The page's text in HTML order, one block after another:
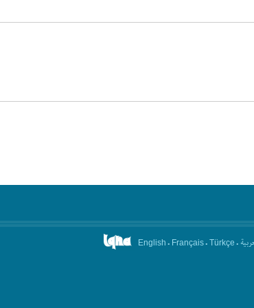
English . Français. Türkçe .